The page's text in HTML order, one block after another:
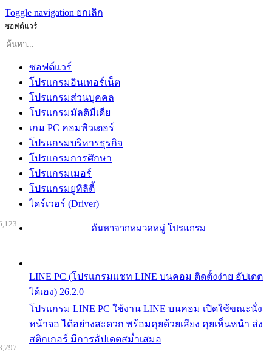
Toggle navigation ยกเลิก
ซอฟต์แวร์
ซอฟต์แวร์
โปรแกรมอินเทอร์เน็ต
โปรแกรมส่วนบุคคล
โปรแกรมมัลติมีเดีย
เกม PC คอมพิวเตอร์
โปรแกรมบริหารธุรกิจ
โปรแกรมการศึกษา
โปรแกรมเมอร์
โปรแกรมยูทิลิตี้
ไดร์เวอร์ (Driver)
ค้นหาจากหมวดหมู่ โปรแกรม
LINE PC (โปรแกรมแชท LINE บนคอม ติดตั้งง่าย อัปเดต
ได้เอง) 26.2.0
โปรแกรม LINE PC ใช้งาน LINE บนคอม เปิดใช้ขณะนั่ง
หน้าจอ ได้อย่างสะดวก พร้อมคุยด้วยเสียง คุยเห็นหน้า ส่ง
สติกเกอร์ มีการอัปเดตสม่ำเสมอ